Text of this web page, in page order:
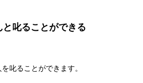
叱ることができる
叱ることができます。